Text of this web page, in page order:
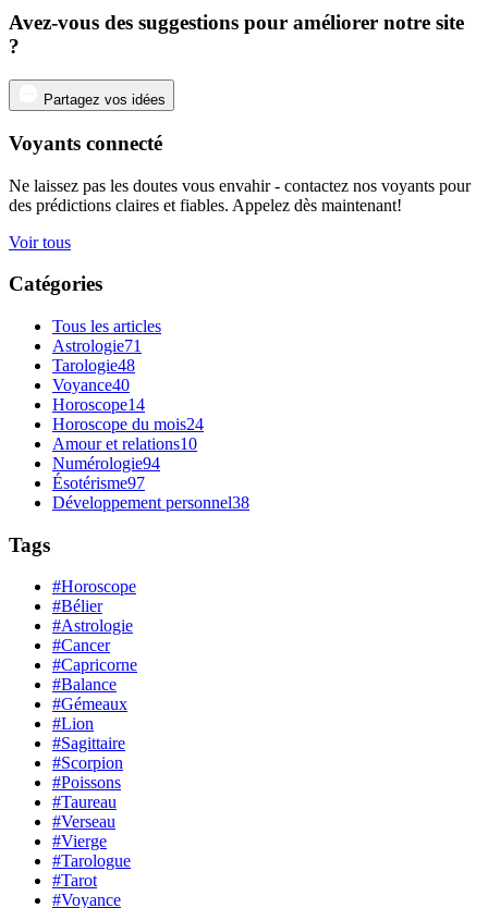
Avez-vous des suggestions pour améliorer notre site
?
Partagez vos idées
Voyants connecté
Ne laissez pas les doutes vous envahir - contactez nos voyants pour
des prédictions claires et fiables. Appelez dès maintenant!
Voir tous
Catégories
Tous les articles
Astrologie71
Tarologie48
Voyance40
Horoscope14
Horoscope du mois24
Amour et relations10
Numérologie94
Ésotérisme97
Développement personnel38
Tags
#Horoscope
#Bélier
#Astrologie
#Cancer
#Capricorne
#Balance
#Gémeaux
#Lion
#Sagittaire
#Scorpion
#Poissons
#Taureau
#Verseau
#Vierge
#Tarologue
#Tarot
#Voyance